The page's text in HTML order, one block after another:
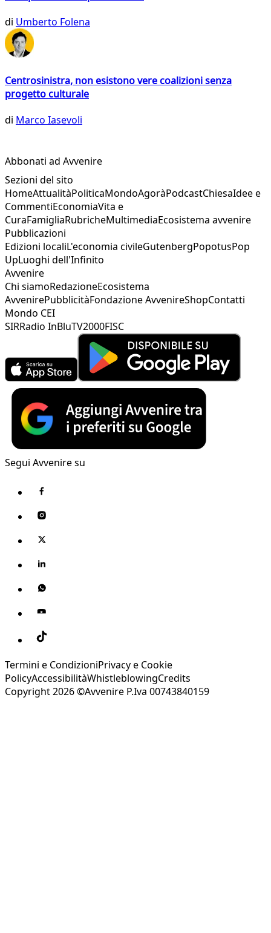
di Umberto Folena
Centrosinistra, non esistono vere coalizioni senza
progetto culturale
di Marco Iasevoli
Abbonati ad Avvenire
Sezioni del sito
HomeAttualitàPoliticaMondoAgoràPodcastChiesaIdee e
CommentiEconomiaVita e
CuraFamigliaRubricheMultimediaEcosistema avvenire
Pubblicazioni
Edizioni localiL'economia civileGutenbergPopotusPop
UpLuoghi dell'Infinito
Avvenire
Chi siamoRedazioneEcosistema
AvvenirePubblicitàFondazione AvvenireShopContatti
Mondo CEI
SIRRadio InBluTV2000FISC
Segui Avvenire su
Termini e CondizioniPrivacy e Cookie
PolicyAccessibilitàWhistleblowingCredits
Copyright 2026 ©Avvenire P.Iva 00743840159